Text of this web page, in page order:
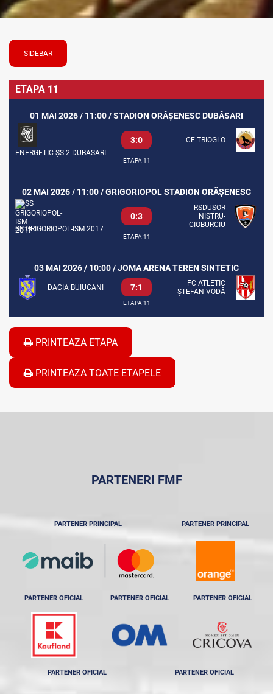
SIDEBAR
ETAPA 11
01 MAI 2026 / 11:00 / STADION ORĂȘENESC DUBĂSARI
ENERGETIC ȘS-2 DUBĂSARI
3:0 CF TRIOGLO
ETAPA 11
02 MAI 2026 / 11:00 / GRIGORIOPOL STADION ORĂȘENESC
ȘS GRIGORIOPOL-ISM 2017
0:3
RSDUȘOR
NISTRU-
CIOBURCIU
ETAPA 11
03 MAI 2026 / 10:00 / JOMA ARENA TEREN SINTETIC
DACIA BUIUCANI 7:1
FC ATLETIC
ȘTEFAN VODĂ
ETAPA 11
PRINTEAZA ETAPA
PRINTEAZA TOATE ETAPELE
PARTENERI FMF
PARTENER PRINCIPAL PARTENER PRINCIPAL
PARTENER OFICIAL PARTENER OFICIAL PARTENER OFICIAL
PARTENER OFICIAL PARTENER OFICIAL